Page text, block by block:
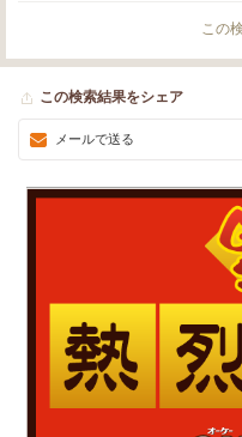
この
この検索結果をシェア
メールで送る